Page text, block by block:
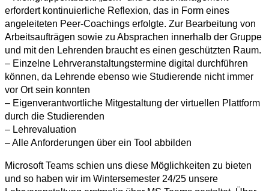
erfordert kontinuierliche Reflexion, das in Form eines
angeleiteten Peer-Coachings erfolgte. Zur Bearbeitung von
Arbeitsaufträgen sowie zu Absprachen innerhalb der Gruppe
und mit den Lehrenden braucht es einen geschützten Raum.
– Einzelne Lehrveranstaltungstermine digital durchführen
können, da Lehrende ebenso wie Studierende nicht immer
vor Ort sein konnten
– Eigenverantwortliche Mitgestaltung der virtuellen Plattform
durch die Studierenden
– Lehrevaluation
– Alle Anforderungen über ein Tool abbilden
Microsoft Teams schien uns diese Möglichkeiten zu bieten
und so haben wir im Wintersemester 24/25 unsere